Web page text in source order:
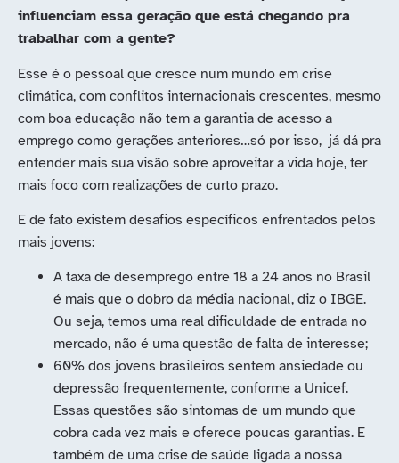
influenciam essa geração que está chegando pra
trabalhar com a gente?
Esse é o pessoal que cresce num mundo em crise
climática, com conflitos internacionais crescentes, mesmo
com boa educação não tem a garantia de acesso a
emprego como gerações anteriores…só por isso, já dá pra
entender mais sua visão sobre aproveitar a vida hoje, ter
mais foco com realizações de curto prazo.
E de fato existem desafios específicos enfrentados pelos
mais jovens:
A taxa de desemprego entre 18 a 24 anos no Brasil
é mais que o dobro da média nacional, diz o IBGE.
Ou seja, temos uma real dificuldade de entrada no
mercado, não é uma questão de falta de interesse;
60% dos jovens brasileiros sentem ansiedade ou
depressão frequentemente, conforme a Unicef.
Essas questões são sintomas de um mundo que
cobra cada vez mais e oferece poucas garantias. E
também de uma crise de saúde ligada a nossa